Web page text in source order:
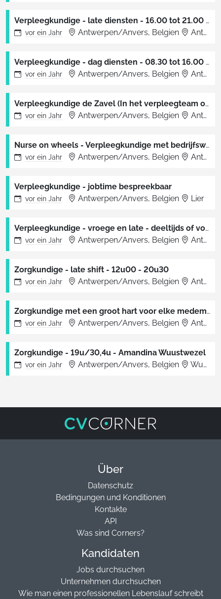
Verpleegkundige - late diensten - 16.00 tot 21.00 uur
vor ein Jahr Antwerpen/Anvers, Belgien Antwerpen
Verpleegkundige - dag diensten - 08.30 tot 16.00 uur
vor ein Jahr Antwerpen/Anvers, Belgien Antwerpen
Verpleegkundige de Zavel (In het verpleegteam of een zorgteam)
vor ein Jahr Antwerpen/Anvers, Belgien Antwerpen
Nurse on wheels - Verpleegkundige met bedrijfswagen - Nacht
vor ein Jahr Antwerpen/Anvers, Belgien Antwerpen
Verpleegkundige - jobtime bespreekbaar
vor ein Jahr Antwerpen/Anvers, Belgien Lier
Verpleegkundige - vroege en late - deeltijds of voltijds
vor ein Jahr Antwerpen/Anvers, Belgien Antwerpen
Zorgkundige - late shift - 12u00 - 20u30
vor ein Jahr Antwerpen/Anvers, Belgien Antwerpen
Zorgkundige met een groot hart voor elke medemens - Deeltijds
vor ein Jahr Antwerpen/Anvers, Belgien Antwerpen
Zorgkundige - 19u/30,4u - Amandina Wuustwezel
vor ein Jahr Antwerpen/Anvers, Belgien Wuustwezel
Über
Datenschutz
Bedingungen und Konditionen
Kontakte
API
Was sind Corners?
Kandidaten
Jobs durchsuchen
Unternehmen durchsuchen
Wie man einen professionellen Lebenslauf schreibt